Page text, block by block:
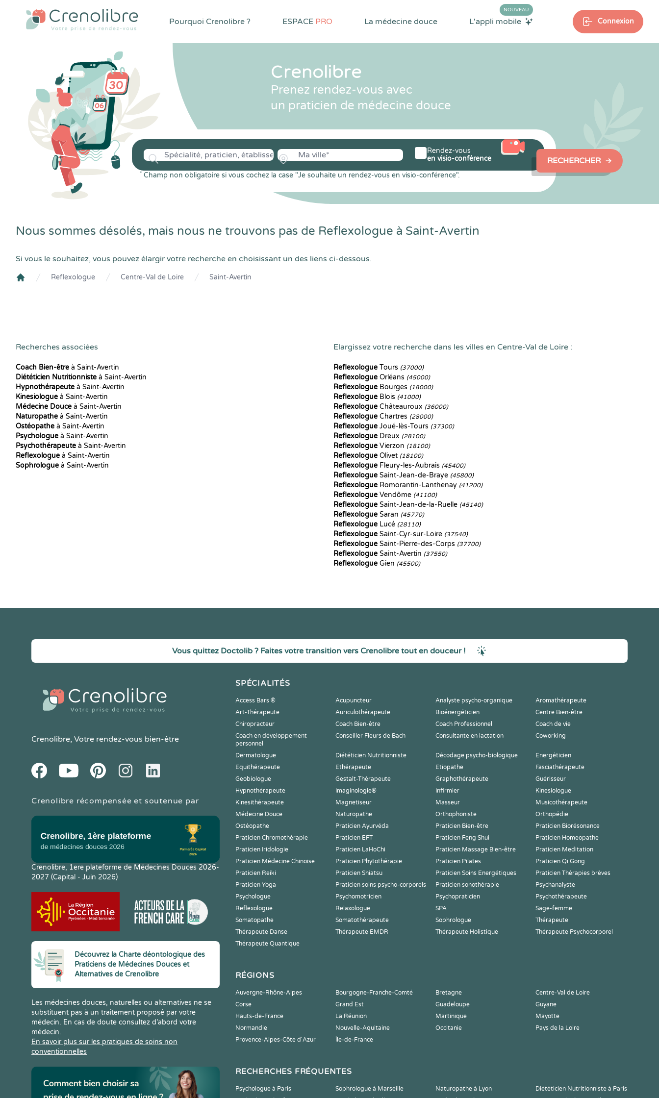
Pourquoi Crenolibre ? ESPACE PRO La médecine douce L'appli mobile
NOUVEAU
Connexion
Crenolibre
Prenez rendez-vous avec
un praticien de médecine douce
* Champ non obligatoire si vous cochez la case "Je souhaite un rendez-vous en visio-conférence".
Rendez-vous
en visio-conférence
RECHERCHER
Nous sommes désolés, mais nous ne trouvons pas de Reflexologue à Saint-Avertin
Si vous le souhaitez, vous pouvez élargir votre recherche en choisissant un des liens ci-dessous.
Reflexologue Centre-Val de Loire Saint-Avertin
Recherches associées
Coach Bien-être à Saint-Avertin
Diététicien Nutritionniste à Saint-Avertin
Hypnothérapeute à Saint-Avertin
Kinesiologue à Saint-Avertin
Médecine Douce à Saint-Avertin
Naturopathe à Saint-Avertin
Ostéopathe à Saint-Avertin
Psychologue à Saint-Avertin
Psychothérapeute à Saint-Avertin
Reflexologue à Saint-Avertin
Sophrologue à Saint-Avertin
Elargissez votre recherche dans les villes en Centre-Val de Loire :
Reflexologue Tours (37000)
Reflexologue Orléans (45000)
Reflexologue Bourges (18000)
Reflexologue Blois (41000)
Reflexologue Châteauroux (36000)
Reflexologue Chartres (28000)
Reflexologue Joué-lès-Tours (37300)
Reflexologue Dreux (28100)
Reflexologue Vierzon (18100)
Reflexologue Olivet (18100)
Reflexologue Fleury-les-Aubrais (45400)
Reflexologue Saint-Jean-de-Braye (45800)
Reflexologue Romorantin-Lanthenay (41200)
Reflexologue Vendôme (41100)
Reflexologue Saint-Jean-de-la-Ruelle (45140)
Reflexologue Saran (45770)
Reflexologue Lucé (28110)
Reflexologue Saint-Cyr-sur-Loire (37540)
Reflexologue Saint-Pierre-des-Corps (37700)
Reflexologue Saint-Avertin (37550)
Reflexologue Gien (45500)
Vous quittez Doctolib ? Faites votre transition vers Crenolibre tout en douceur !
Crenolibre, Votre rendez-vous bien-être
FacebookYoutube PinteresetInstagramLinkedIn
Crenolibre récompensée et soutenue par
Crenolibre, 1ere plateforme de Médecines Douces 2026-
2027 (Capital - Juin 2026)
Découvrez la Charte déontologique des
Praticiens de Médecines Douces et
Alternatives de Crenolibre
Les médecines douces, naturelles ou alternatives ne se
substituent pas à un traitement proposé par votre
médecin. En cas de doute consultez d’abord votre
médecin.
En savoir plus sur les pratiques de soins non
conventionnelles
SPÉCIALITÉS
Access Bars ® Acupuncteur Analyste psycho-organique
Aromathérapeute
Art-Thérapeute
Auriculothérapeute Bioénergéticien
Centre Bien-être
Chiropracteur
Coach Bien-être Coach Professionnel
Coach de vie
Coach en développement
personnel
Conseiller Fleurs de Bach Consultante en lactation Coworking
Dermatologue Diététicien Nutritionniste Décodage psycho-biologique
Energéticien
Equithérapeute
Ethérapeute Etiopathe
Fasciathérapeute
Geobiologue
Gestalt-Thérapeute Graphothérapeute
Guérisseur
Hypnothérapeute
Imaginologie® Infirmier
Kinesiologue
Kinesithérapeute
Magnetiseur Masseur
Musicothérapeute
Médecine Douce
Naturopathe Orthophoniste
Orthopédie
Ostéopathe
Praticien Ayurvéda Praticien Bien-être
Praticien Biorésonance
Praticien Chromothérapie
Praticien EFT Praticien Feng Shui
Praticien Homeopathe
Praticien Iridologie
Praticien LaHoChi Praticien Massage Bien-être
Praticien Meditation
Praticien Médecine Chinoise
Praticien Phytothérapie Praticien Pilates
Praticien Qi Gong
Praticien Reiki
Praticien Shiatsu Praticien Soins Energétiques
Praticien Thérapies brèves
Praticien Yoga
Praticien soins psycho-corporels Praticien sonothérapie
Psychanalyste
Psychologue
Psychomotricien Psychopraticien
Psychothérapeute
Reflexologue
Relaxologue SPA
Sage-femme
Somatopathe
Somatothérapeute Sophrologue
Thérapeute
Thérapeute Danse
Thérapeute EMDR Thérapeute Holistique
Thérapeute Psychocorporel
Thérapeute Quantique
RÉGIONS
Auvergne-Rhône-Alpes Bourgogne-Franche-Comté Bretagne
Centre-Val de Loire
Corse
Grand Est Guadeloupe
Guyane
Hauts-de-France
La Réunion Martinique
Mayotte
Normandie
Nouvelle-Aquitaine Occitanie
Pays de la Loire
Provence-Alpes-Côte d'Azur
Île-de-France
RECHERCHES FRÉQUENTES
Psychologue à Paris Sophrologue à Marseille Naturopathe à Lyon
Diététicien Nutritionniste à Paris